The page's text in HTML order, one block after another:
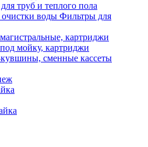
труб и теплого пола
Фильтры для
картриджи
мойку, картриджи
сменные кассеты